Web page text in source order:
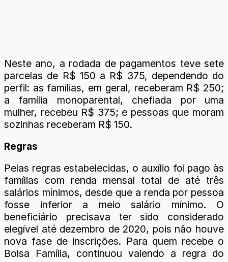
Neste ano, a rodada de pagamentos teve sete
parcelas de R$ 150 a R$ 375, dependendo do
perfil: as famílias, em geral, receberam R$ 250;
a família monoparental, chefiada por uma
mulher, recebeu R$ 375; e pessoas que moram
sozinhas receberam R$ 150.
Regras
Pelas regras estabelecidas, o auxílio foi pago às
famílias com renda mensal total de até três
salários mínimos, desde que a renda por pessoa
fosse inferior a meio salário mínimo. O
beneficiário precisava ter sido considerado
elegível até dezembro de 2020, pois não houve
nova fase de inscrições. Para quem recebe o
Bolsa Família, continuou valendo a regra do